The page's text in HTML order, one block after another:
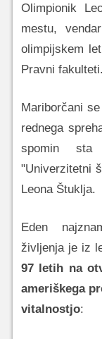
Olimpionik
mestu,
olimpijskem
Pravni fakulteti.
Mariborčani
rednega
spomin sta
"Univerzitetni
Leona Štuklja.
Eden
življenja je iz
97 letih na
ameriškega
vitalnostjo: